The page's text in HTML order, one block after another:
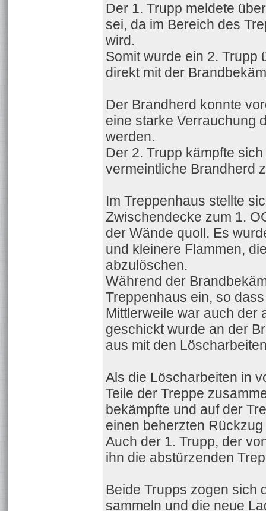
Der 1. Trupp meldete
sei, da im Bereich des
wird.
Somit wurde ein 2. Trupp
direkt mit der
Der Brandherd konnte
eine starke Verrauchung
werden.
Der 2. Trupp kämpfte
vermeintliche Brandherd
Im Treppenhaus stellte
Zwischendecke zum 1.
der Wände quoll. Es
und kleinere Flammen,
abzulöschen.
Während der
Treppenhaus ein, so
Mittlerweile war auch der
geschickt wurde an der
aus mit den
Als die Löscharbeiten in
Teile der Treppe
bekämpfte und auf der
einen beherzten
Auch der 1. Trupp, der
ihn die abstürzenden
Beide Trupps zogen sich
sammeln und die neue